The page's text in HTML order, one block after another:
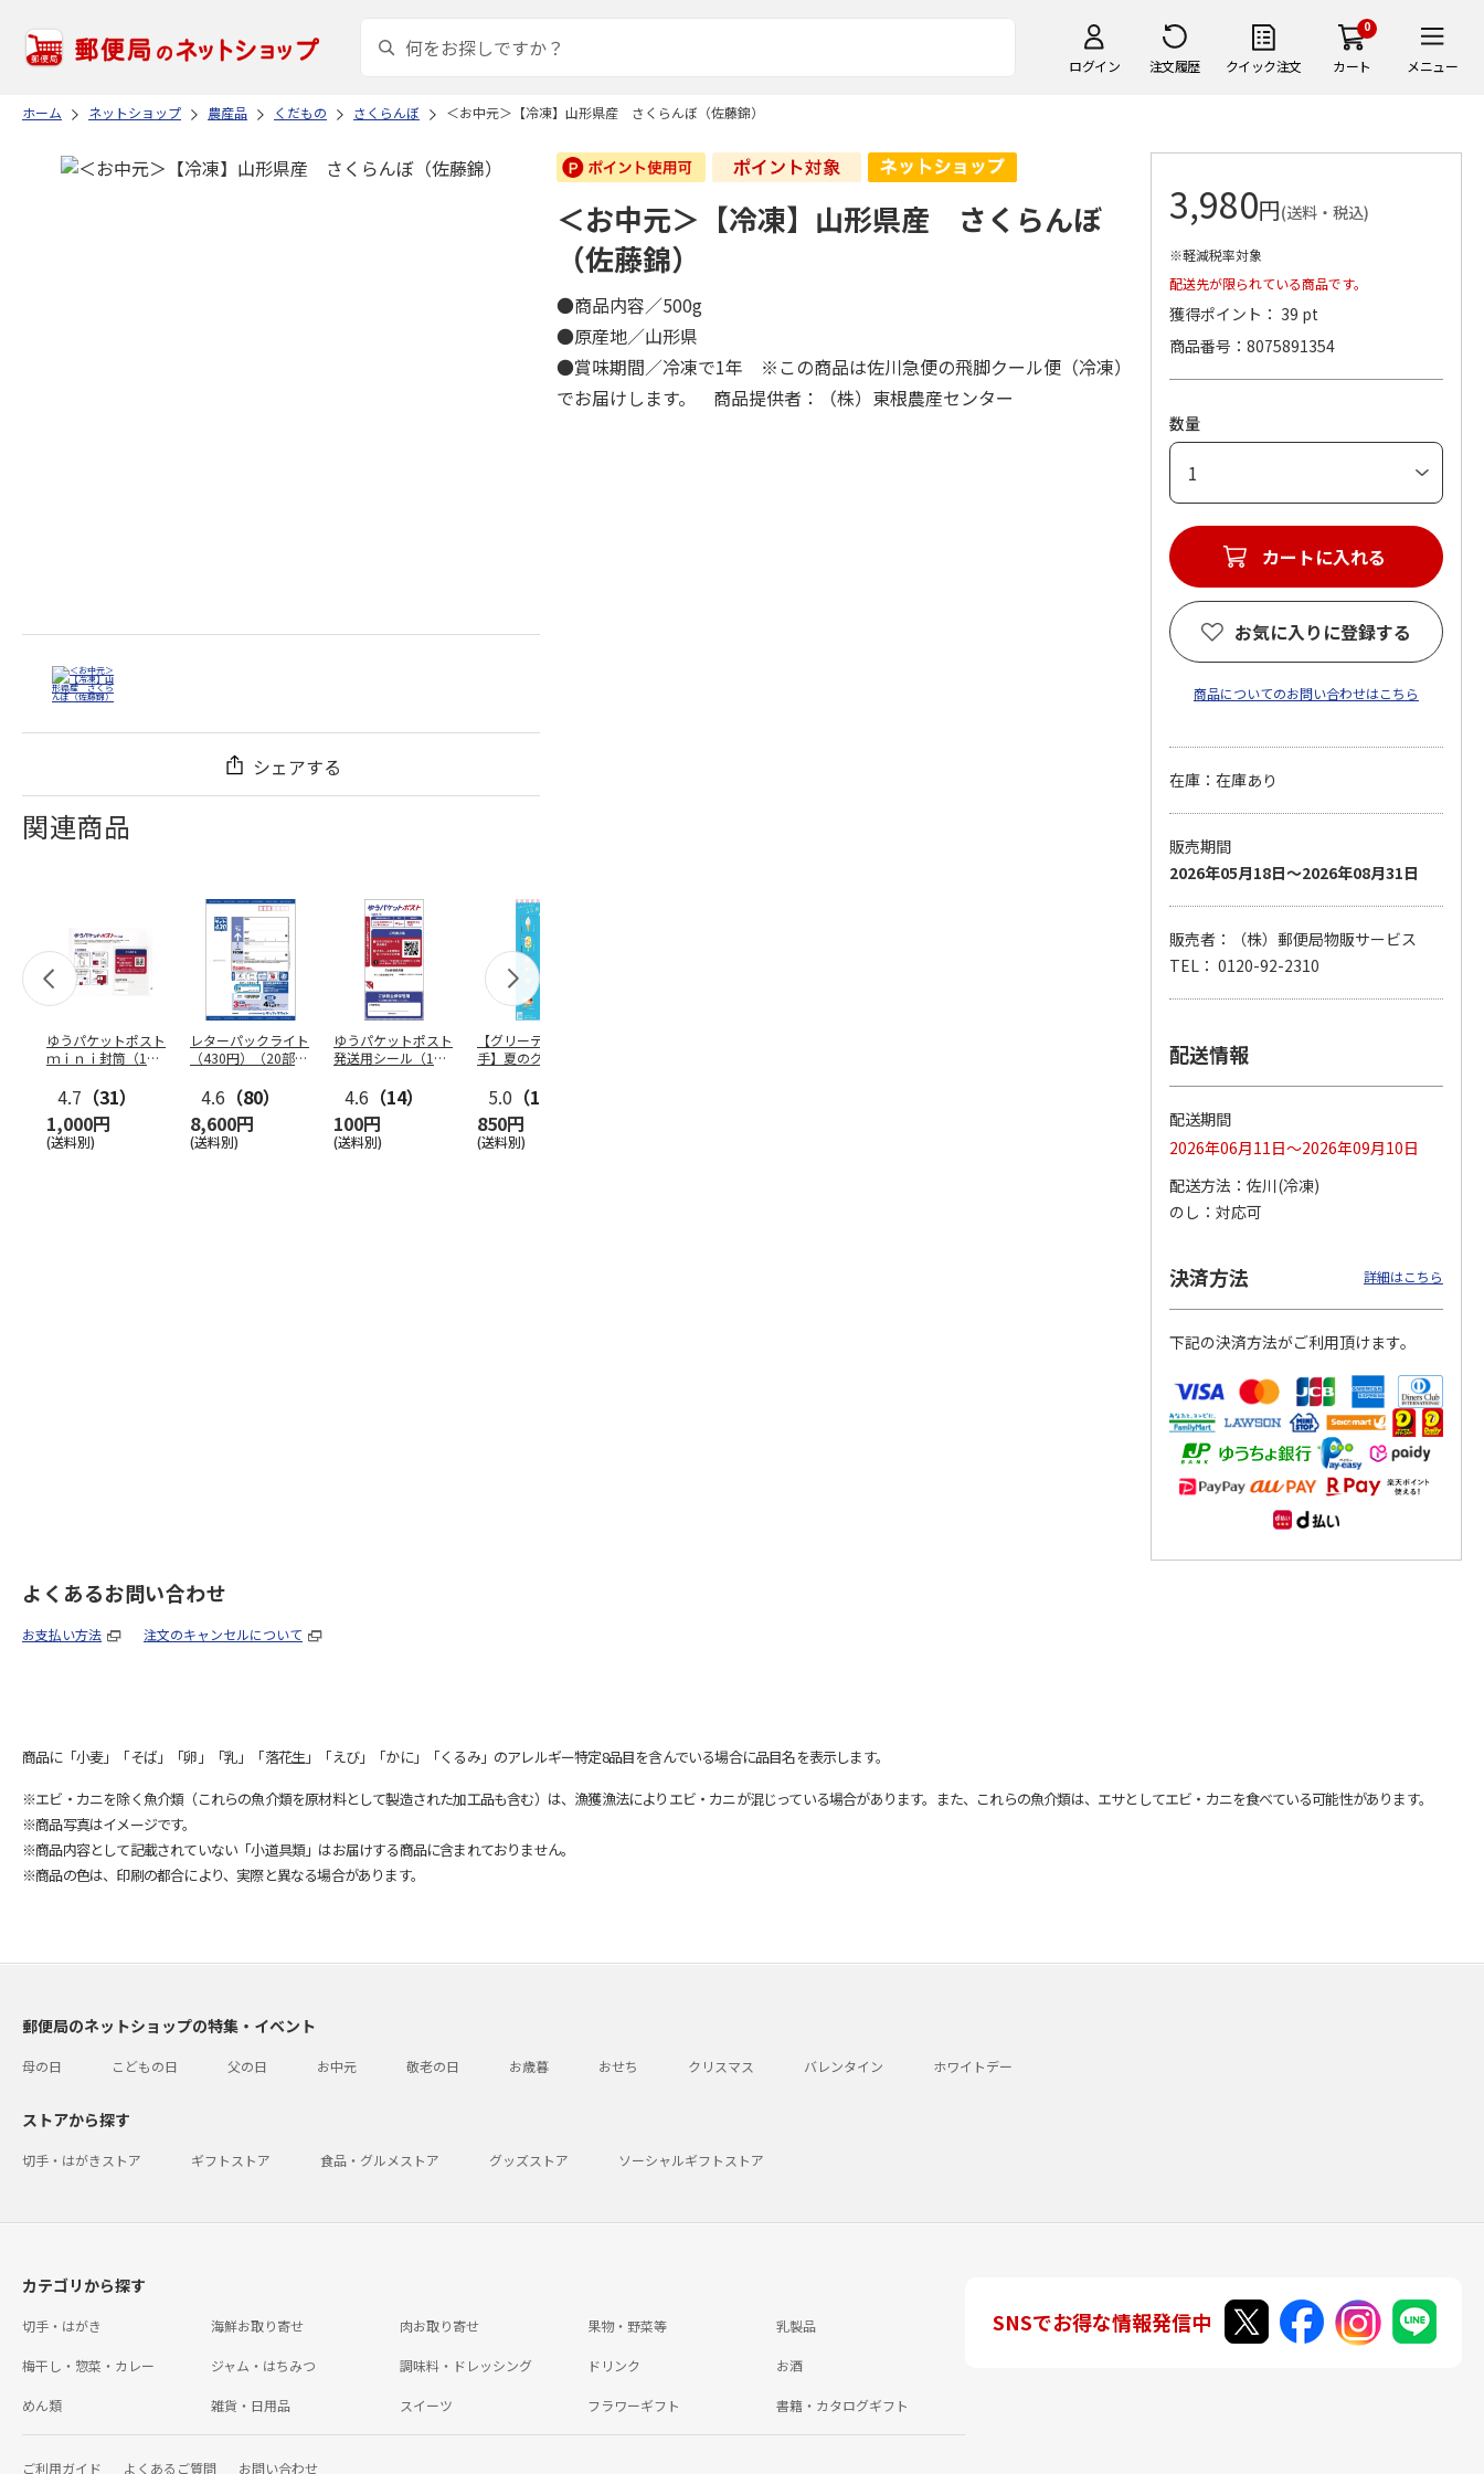
ログイン 注文履歴 クイック注文
0
カート メニュー
ホーム ネットショップ 農産品 くだもの さくらんぼ ＜お中元＞【冷凍】山形県産 さくらんぼ（佐藤錦）
シェアする
関連商品
ゆうパケットポスト
ｍｉｎｉ封筒（1個
4.7 （31）
1,000円
(送料別)
レターパックライト
（430円）（20部セ
4.6 （80）
8,600円
(送料別)
ゆうパケットポスト
発送用シール（1個
4.6 （14）
100円
(送料別)
【グリーティング切
手】夏のグリーティ
5.0 （10）
850円
(送料別)
手】グリーティング
円…
5,500円
(送料別) (送料別)
＜お中元＞【冷凍】山形県産 さくらんぼ
（佐藤錦）
●商品内容／500g
●原産地／山形県
●賞味期間／冷凍で1年 ※この商品は佐川急便の飛脚クール便（冷凍）
でお届けします。 商品提供者：（株）東根農産センター
3,980円(送料・税込)
※軽減税率対象
配送先が限られている商品です。
獲得ポイント： 39 pt
商品番号
8075891354
数量
カートに入れる
お気に入りに登録する
商品についてのお問い合わせはこちら
在庫：在庫あり
販売期間
2026年05月18日～2026年08月31日
販売者：（株）郵便局物販サービス
TEL： 0120-92-2310
配送情報
配送期間
2026年06月11日～2026年09月10日
配送方法
佐川(冷凍)
のし
対応可
決済方法 詳細はこちら
下記の決済方法がご利用頂けます。
よくあるお問い合わせ
お支払い方法 注文のキャンセルについて
商品に「小麦」「そば」「卵」「乳」「落花生」「えび」「かに」「くるみ」のアレルギー特定8品目を含んでいる場合に品目名を表示します。
※エビ・カニを除く魚介類（これらの魚介類を原材料として製造された加工品も含む）は、漁獲漁法によりエビ・カニが混じっている場合があります。また、これらの魚介類は、エサとしてエビ・カニを食べている可能性があります。
※商品写真はイメージです。
※商品内容として記載されていない「小道具類」はお届けする商品に含まれておりません。
※商品の色は、印刷の都合により、実際と異なる場合があります。
郵便局のネットショップの特集・イベント
母の日 こどもの日 父の日 お中元 敬老の日 お歳暮 おせち クリスマス バレンタイン ホワイトデー
ストアから探す
切手・はがきストア ギフトストア 食品・グルメストア グッズストア ソーシャルギフトストア
カテゴリから探す
切手・はがき 海鮮お取り寄せ 肉お取り寄せ 果物・野菜等 乳製品
梅干し・惣菜・カレー ジャム・はちみつ 調味料・ドレッシング ドリンク お酒
めん類 雑貨・日用品 スイーツ フラワーギフト 書籍・カタログギフト
ご利用ガイド よくあるご質問 お問い合わせ
SNSでお得な情報発信中